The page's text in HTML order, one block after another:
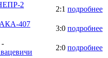
2
2:1 подробнее
407
3:0 подробнее
-
2:0 подробнее